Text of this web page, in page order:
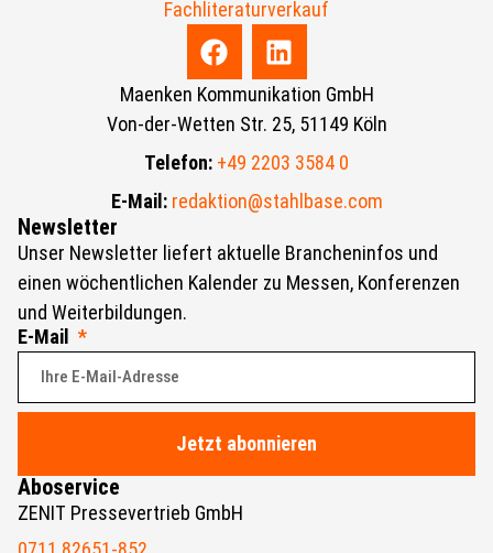
Newsletter
Unser Newsletter liefert aktuelle Brancheninfos und
einen wöchentlichen Kalender zu Messen, Konferenzen
und Weiterbildungen.
E-Mail
Jetzt abonnieren
Aboservice
ZENIT Pressevertrieb GmbH
Maenken Kommunikation GmbH
Von-der-Wetten Str. 25, 51149 Köln
Telefon: +49 2203 3584 0
E-Mail: redaktion@stahlbase.com